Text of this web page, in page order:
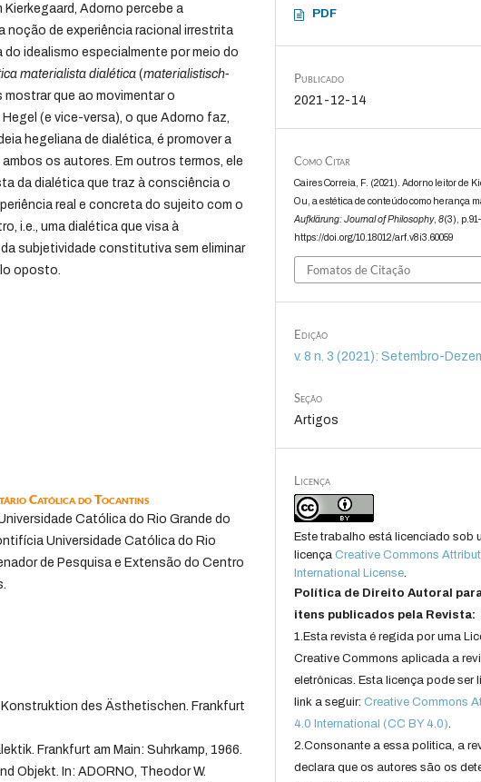
Adorno percebe a
noção de experiência racional irrestrita
idealismo especialmente por meio do
materialista dialética(materialistisch-
mostrar que ao movimentar o
(e vice-versa), o que Adorno faz,
hegeliana de dialética, é promover a
os autores. Em outros termos, ele
da dialética que traz à consciência o
real e concreta do sujeito com o
i.e., uma dialética que visa à
subjetividade constitutiva sem eliminar
oposto.
Católica do Tocantins
Católica do Rio Grande do
Universidade Católica do Rio
de Pesquisa e Extensão do Centro
Konstruktion des Ästhetischen. Frankfurt
Frankfurt am Main: Suhrkamp, 1966.
Objekt. In: ADORNO, Theodor W.
PDF
Publicado
2021-12-14
Como Citar
Caires Correia, F. (2021). Adorno leitor de
Ou, a estética de conteúdo como herança
Aufklärung: Journal of Philosophy,8(3),
https://doi.org/10.18012/arf.v8i3.60059
Fomatos de Citação
Edição
v. 8 n. 3 (2021): Setembro-
Seção
Artigos
Licença
Este trabalho está licenciado sob
licençaCreative Commons
International License.
Política de Direito Autoral
itens publicados pela Revista:
1.Esta revista é regida por uma
Creative Commons aplicada a
eletrônicas. Esta licença pode ser
link a seguir:Creative Commons
4.0 International (CC BY 4.0).
2.Consonante a essa politica, a
declara que os autores são os